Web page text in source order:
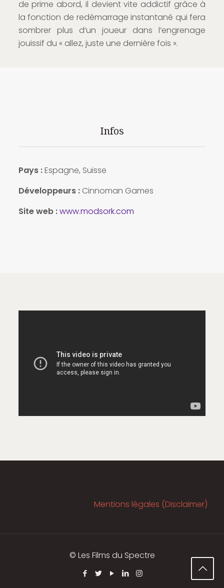
de prime abord, il devient vite addictif grâce à
la fonction de redémarrage instantané qui fera
sombrer plus d’un joueur dans l’engrenage
jouissif du « allez, juste une dernière fois ».
Infos
Pays :Espagne, Suisse
Développeurs : Cinnoman Games
Site web :www.modsork.com
Mentions légales (Disclaimer)
© Les Films du Spectre